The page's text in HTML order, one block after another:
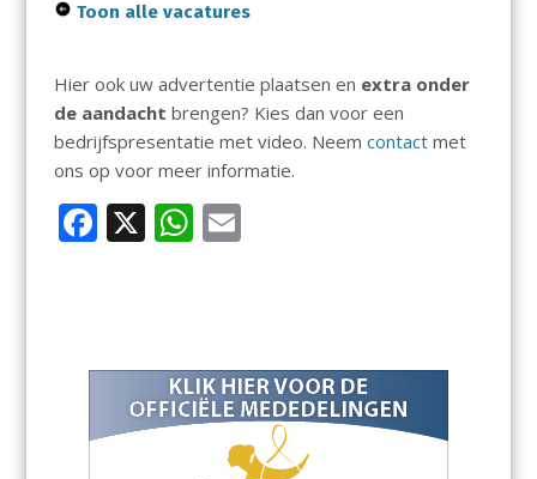
Toon alle vacatures
Hier ook uw advertentie plaatsen en extra onder
de aandacht brengen? Kies dan voor een
bedrijfspresentatie met video. Neem contactmet
ons op voor meer informatie.
F
o
k
X W
A
p
E